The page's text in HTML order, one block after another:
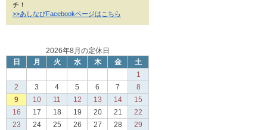
チ！
>>あしなびFacebookページはこちら
2026年8月の定休日
日
月 火 水 木 金
土
1
2
3 4 5 6 7
8
9
10 11 12 13 14
15
16
17 18 19 20 21
22
23
24 25 26 27 28
29